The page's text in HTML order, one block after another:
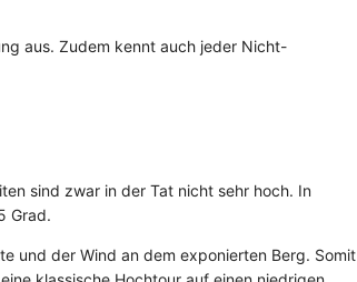
aus. Zudem kennt auch jeder Nicht-
sind zwar in der Tat nicht sehr hoch. In
Grad.
und der Wind an dem exponierten Berg. Somit